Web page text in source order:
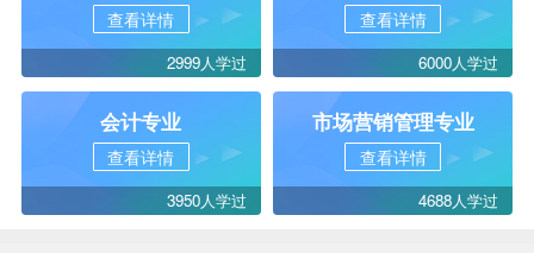
查看详情
2999人学过
查看详情
6000人学过
会计专业
查看详情
3950人学过
市场营销管理专业
查看详情
4688人学过